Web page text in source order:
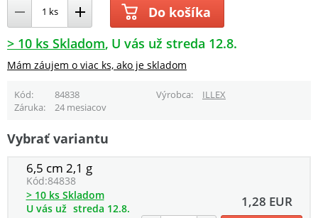
Do košíka
> 10 ks Skladom U vás už streda 12.8.
Mám záujem o viac ks, ako je skladom
Kód 84838 Výrobca
ILLEX
Záruka
24 mesiacov
Vybrať variantu
6,5 cm 2,1 g
Kód:84838
1,28 EUR
> 10 ks Skladom
U vás už streda 12.8.